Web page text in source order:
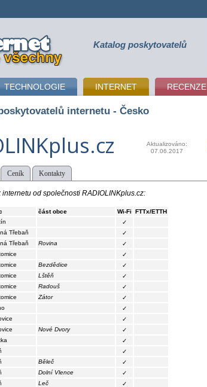
Katalog poskytovatelů
TECHNOLOGIE INTERNET RECENZE
internetu - Česko
Aktualizováno:
07.06.2017
Ceník Kontakty
od společnosti RADIOLINKplus.cz:
část obce Wi-Fi
FTTx/ETTH
✓
Třebaň
✓
Třebaň Rovina
✓
✓
Bezdědice
✓
Lštěň
✓
Radouš
✓
Zátor
✓
✓
✓
Nové Dvory
✓
✓
✓
Běleč
✓
Dolní Vlence
✓
Leč
✓